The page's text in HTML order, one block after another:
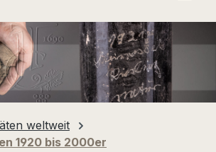
weltweit
1920 bis 2000er